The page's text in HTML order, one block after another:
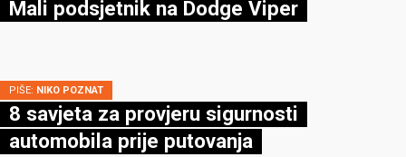
Mali podsjetnik na Dodge Viper
PIŠE: NIKO POZNAT
8 savjeta za provjeru sigurnosti
automobila prije putovanja